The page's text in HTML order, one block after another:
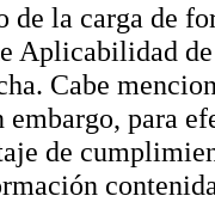
la carga de
Aplicabilidad
Cabe
para
de